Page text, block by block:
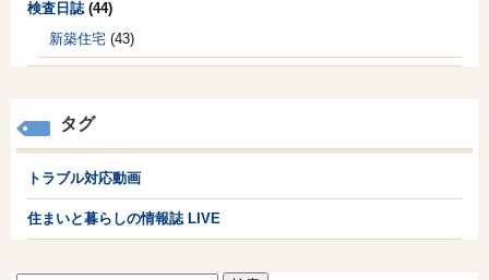
検査日誌 (44)
新築住宅 (43)
タグ
トラブル対応動画
住まいと暮らしの情報誌 LIVE